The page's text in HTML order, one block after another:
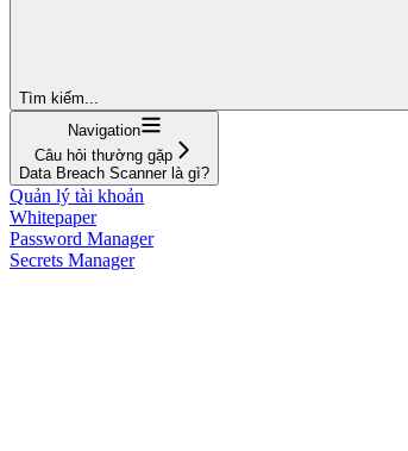
Tìm kiếm...
Navigation
Câu hỏi thường gặp
Data Breach Scanner là gì?
Quản lý tài khoản
Whitepaper
Password Manager
Secrets Manager